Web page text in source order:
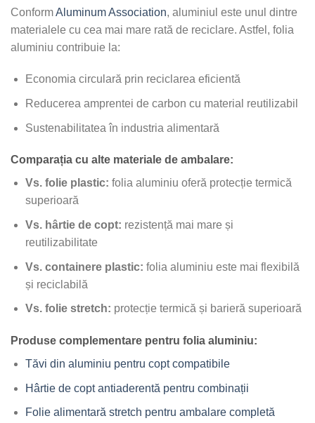
ConformAluminum Association, aluminiul este unul dintre
materialele cu cea mai mare rată de reciclare. Astfel, folia
aluminiu contribuie la:
Economia circulară prin reciclarea eficientă
Reducerea amprentei de carbon cu material reutilizabil
Sustenabilitatea în industria alimentară
Comparația cu alte materiale de ambalare:
Vs. folie plastic: folia aluminiu oferă protecție termică
superioară
Vs. hârtie de copt: rezistență mai mare și
reutilizabilitate
Vs. containere plastic: folia aluminiu este mai flexibilă
și reciclabilă
Vs. folie stretch: protecție termică și barieră superioară
Produse complementare pentru folia aluminiu:
Tăvi din aluminiu pentru copt compatibile
Hârtie de copt antiaderentă pentru combinații
Folie alimentară stretch pentru ambalare completă